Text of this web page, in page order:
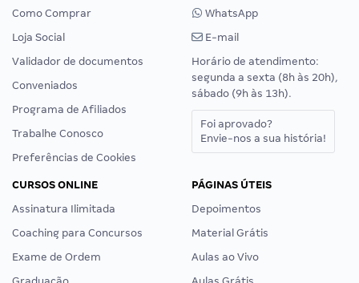
Como Comprar
Loja Social
Validador de documentos
Conveniados
Programa de Afiliados
Trabalhe Conosco
Preferências de Cookies
WhatsApp
E-mail
Horário de atendimento:
segunda a sexta (8h às 20h),
sábado (9h às 13h).
Foi aprovado?
Envie-nos a sua história!
CURSOS ONLINE
Assinatura Ilimitada
Coaching para Concursos
Exame de Ordem
PÁGINAS ÚTEIS
Depoimentos
Material Grátis
Aulas ao Vivo